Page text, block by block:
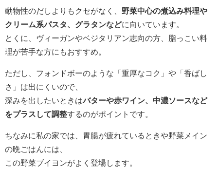
動物性のだしよりもクセがなく、 野菜中心の煮込み料理や
クリーム系パスタ、グラタンなどに向いています。
とくに、ヴィーガンやベジタリアン志向の方、脂っこい料
理が苦手な方にもおすすめ。
ただし、フォンドボーのような「重厚なコク」や「香ばし
さ」は出にくいので、
深みを出したいときはバターや赤ワイン、中濃ソースなど
をプラスして調整するのがポイントです。
ちなみに私の家では、胃腸が疲れているときや野菜メイン
の晩ごはんには、
この野菜ブイヨンがよく登場します。